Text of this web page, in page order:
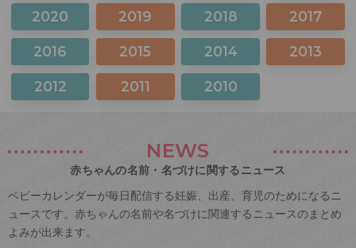
2020 2019 2018 2017
2016 2015 2014 2013
2012 2011 2010
NEWS
赤ちゃんの名前・名づけに関するニュース
ベビーカレンダーが毎日配信する妊娠、出産、育児のためになるニ
ュースです。赤ちゃんの名前や名づけに関連するニュースのまとめ
よみが出来ます。